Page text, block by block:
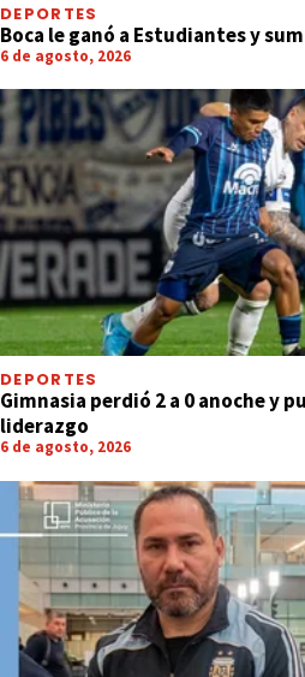
DEPORTES
Boca le ganó a Estudiantes y
6 de agosto, 2026
DEPORTES
Gimnasia perdió 2 a 0 anoche y
liderazgo
6 de agosto, 2026